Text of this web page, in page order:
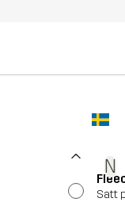
N
Satt